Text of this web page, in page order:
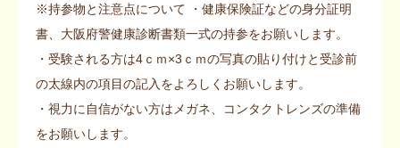
※持参物と注意点について ・健康保険証などの身分証明
書、大阪府警健康診断書類一式の持参をお願いします。
・受験される方は4ｃｍ×3ｃｍの写真の貼り付けと受診前
の太線内の項目の記入をよろしくお願いします。
・視力に自信がない方はメガネ、コンタクトレンズの準備
をお願いします。